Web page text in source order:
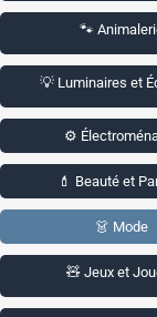
🐾
💡 Luminaires et
⚙️
💄 Beauté et
👗 Mode
🧸 Jeux et